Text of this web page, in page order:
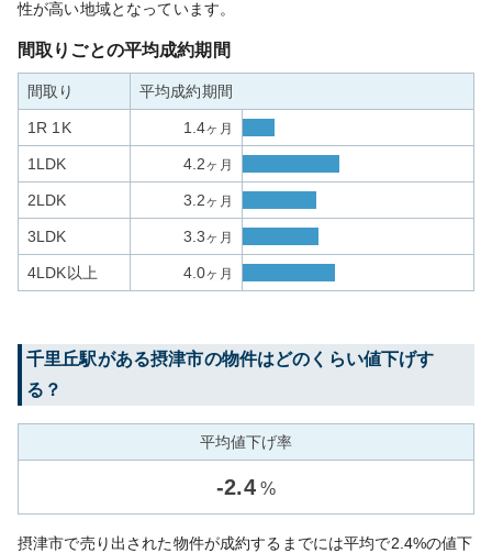
性が高い地域となっています。
間取りごとの平均成約期間
間取り 平均成約期間
1R 1K 1.4ヶ月
1LDK 4.2ヶ月
2LDK 3.2ヶ月
3LDK 3.3ヶ月
4LDK以上 4.0ヶ月
千里丘駅がある摂津市の物件はどのくらい値下げす
る？
平均値下げ率
-2.4 %
摂津市で売り出された物件が成約するまでには平均で2.4%の値下